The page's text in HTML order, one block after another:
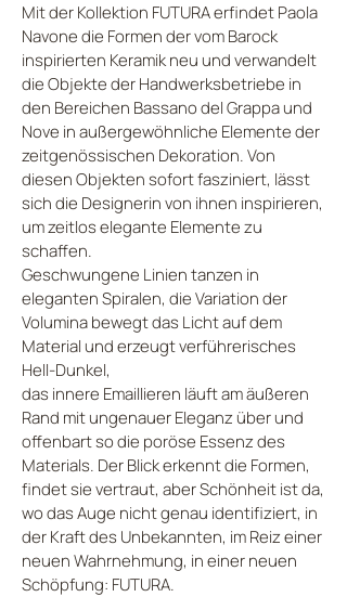
Mit der Kollektion FUTURA erfindet Paola
Navone die Formen der vom Barock
inspirierten Keramik neu und verwandelt
die Objekte der Handwerksbetriebe in
den Bereichen Bassano del Grappa und
Nove in außergewöhnliche Elemente der
zeitgenössischen Dekoration. Von
diesen Objekten sofort fasziniert, lässt
sich die Designerin von ihnen inspirieren,
um zeitlos elegante Elemente zu
schaffen.
Geschwungene Linien tanzen in
eleganten Spiralen, die Variation der
Volumina bewegt das Licht auf dem
Material und erzeugt verführerisches
Hell-Dunkel,
das innere Emaillieren läuft am äußeren
Rand mit ungenauer Eleganz über und
offenbart so die poröse Essenz des
Materials. Der Blick erkennt die Formen,
findet sie vertraut, aber Schönheit ist da,
wo das Auge nicht genau identifiziert, in
der Kraft des Unbekannten, im Reiz einer
neuen Wahrnehmung, in einer neuen
Schöpfung: FUTURA.